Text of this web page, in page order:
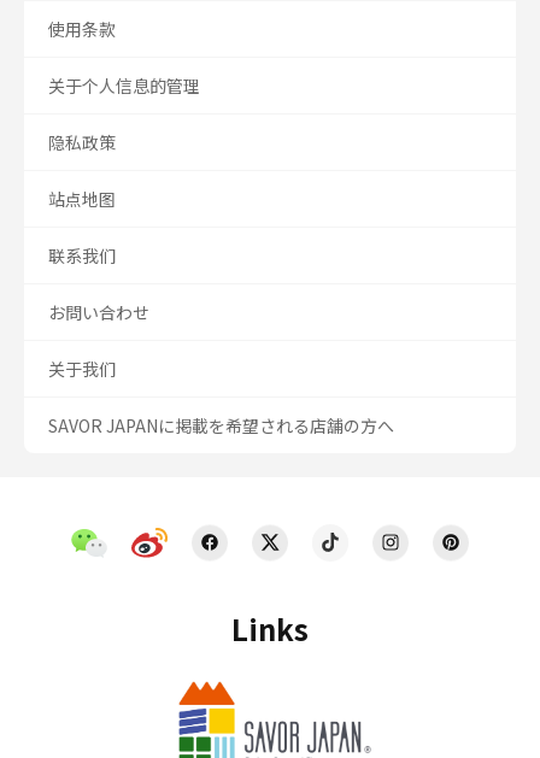
Links
使用条款
关于个人信息的管理
隐私政策
站点地图
联系我们
お問い合わせ
关于我们
SAVOR JAPANに掲載を希望される店舗の方へ